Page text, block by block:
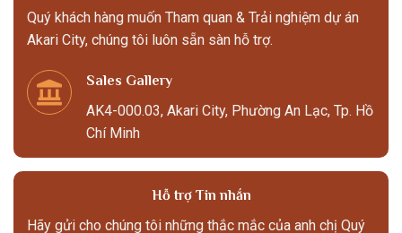
Quý khách hàng muốn Tham quan & Trải nghiệm dự án
Akari City, chúng tôi luôn sẵn sàn hỗ trợ.
Sales Gallery
AK4-000.03, Akari City, Phường An Lạc, Tp. Hồ
Chí Minh
Hỗ trợ Tin nhắn
Hãy gửi cho chúng tôi những thắc mắc của anh chị Quý